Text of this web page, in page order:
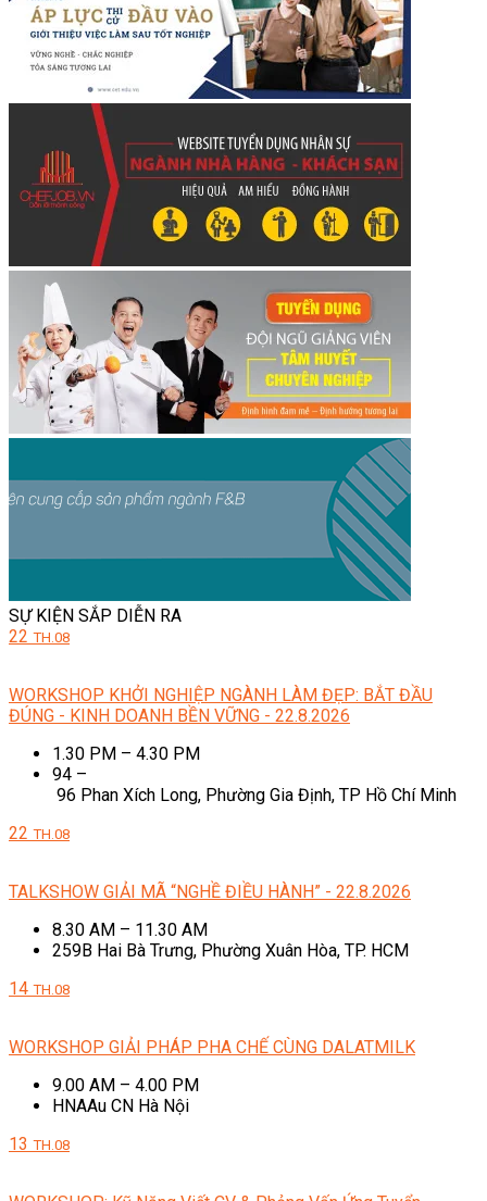
SỰ KIỆN SẮP DIỄN RA
22 TH.08
WORKSHOP KHỞI NGHIỆP NGÀNH LÀM ĐẸP: BẮT ĐẦU
ĐÚNG - KINH DOANH BỀN VỮNG - 22.8.2026
1.30 PM – 4.30 PM
94 –
96 Phan Xích Long, Phường Gia Định, TP Hồ Chí Minh
22 TH.08
TALKSHOW GIẢI MÃ “NGHỀ ĐIỀU HÀNH” - 22.8.2026
8.30 AM – 11.30 AM
259B Hai Bà Trưng, Phường Xuân Hòa, TP. HCM
14 TH.08
WORKSHOP GIẢI PHÁP PHA CHẾ CÙNG DALATMILK
9.00 AM – 4.00 PM
HNAAu CN Hà Nội
13 TH.08